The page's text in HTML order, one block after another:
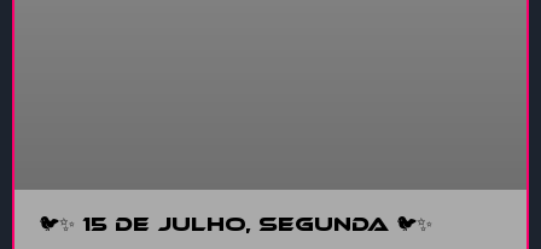
🐦✨ 15 de julho, Segunda 🐦✨